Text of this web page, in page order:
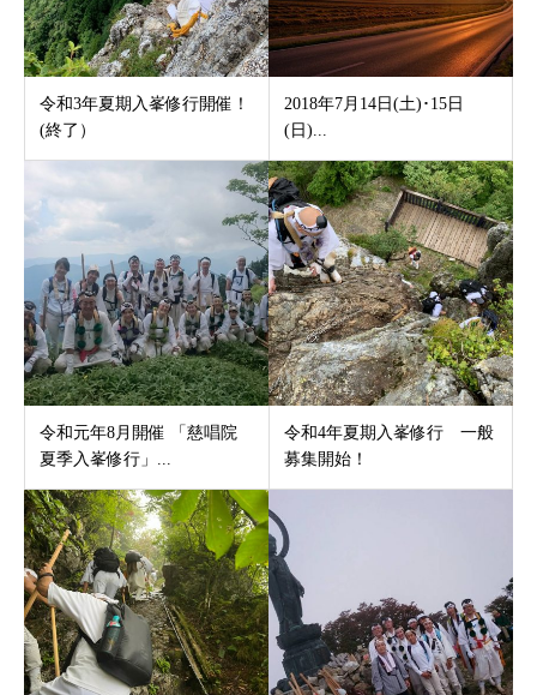
令和3年夏期入峯修行開催！
(終了）
2018年7月14日(土)･15日
(日)...
令和元年8月開催 「慈唱院
夏季入峯修行」...
令和4年夏期入峯修行 一般
募集開始！